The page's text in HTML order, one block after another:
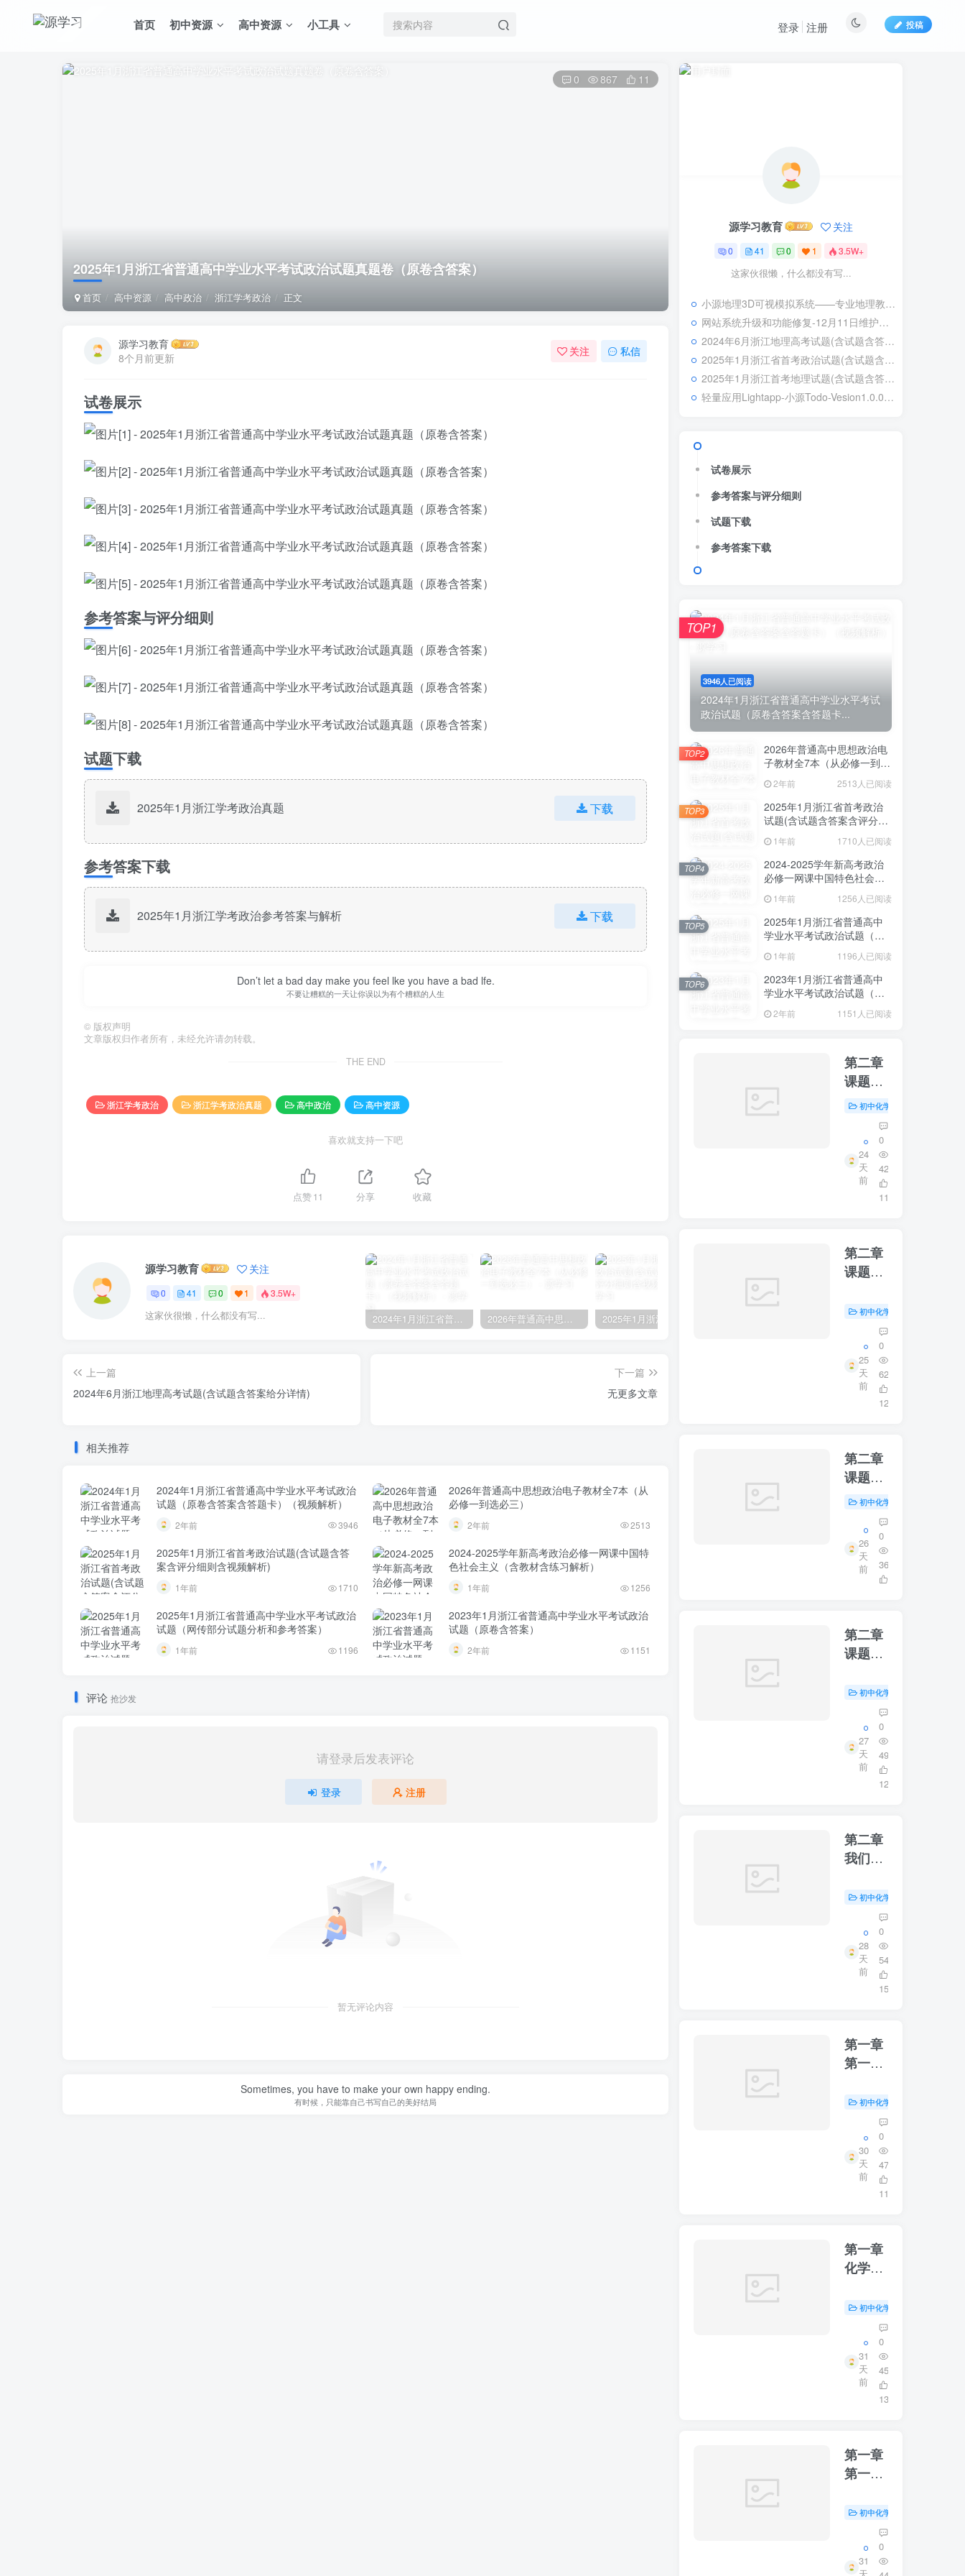
首页 初中资源 高中资源 小工具 投稿
登录 注册
2025年1月浙江省普通高中学业水平考试政治试题真题卷（原卷含答案）
首页 高中资源 高中政治 浙江学考政治 正文
0 867 11
源学习教育
8个月前更新
关注 私信
试卷展示
参考答案与评分细则
试题下载
2025年1月浙江学考政治真题 下载
参考答案下载
2025年1月浙江学考政治参考答案与解析 下载
Don’t let a bad day make you feel lke you have a bad lfe.
不要让糟糕的一天让你误以为有个糟糕的人生
© 版权声明
文章版权归作者所有，未经允许请勿转载。
THE END
浙江学考政治 浙江学考政治真题 高中政治 高中资源
喜欢就支持一下吧
点赞11 分享 收藏
源学习教育 关注
0 41 0 1 3.5W+
这家伙很懒，什么都没有写... 2024年1月浙江省普通高中学业水平考试政治试题（原卷含答案含答题卡）（视频解析） 2026年普通高中思想政治电子教材全7本（从必修一到选必三）
上一篇
2024年6月浙江地理高考试题(含试题含答案给分详情)
下一篇
无更多文章
相关推荐
2024年1月浙江省普通高中学业水平考试政治
试题（原卷含答案含答题卡）（视频解析）
2年前 3946
2026年普通高中思想政治电子教材全7本（从
必修一到选必三）
2年前 2513
2025年1月浙江省首考政治试题(含试题含答
案含评分细则含视频解析)
1年前 1710
2024-2025学年新高考政治必修一网课中国特
色社会主义（含教材含练习解析）
1年前 1256
2025年1月浙江省普通高中学业水平考试政治
试题（网传部分试题分析和参考答案）
1年前 1196
2023年1月浙江省普通高中学业水平考试政治
试题（原卷含答案）
2年前 1151
评论 抢沙发
请登录后发表评论
登录 注册
暂无评论内容
Sometimes, you have to make your own happy ending.
有时候，只能靠自己书写自己的美好结局
源学习教育 关注
0 41 0 1 3.5W+
这家伙很懒，什么都没有写...
小源地理3D可视模拟系统——专业地理教学可视化解决方案
网站系统升级和功能修复-12月11日维护日志
2024年6月浙江地理高考试题(含试题含答案给分详情)
2025年1月浙江省首考政治试题(含试题含答案含评分细则含视频解析)
2025年1月浙江首考地理试题(含试题含答案给分详情)
轻量应用Lightapp-小源Todo-Vesion1.0.0正式发布
试卷展示
参考答案与评分细则
试题下载
参考答案下载
3946人已阅读
2024年1月浙江省普通高中学业水平考试
政治试题（原卷含答案含答题卡...
TOP1
2026年普通高中思想政治电
子教材全7本（从必修一到选
2年前 2513人已阅读
TOP2
2025年1月浙江省首考政治
试题(含试题含答案含评分细
1年前 1710人已阅读
TOP3
2024-2025学年新高考政治
必修一网课中国特色社会主
1年前 1256人已阅读
TOP4
2025年1月浙江省普通高中
学业水平考试政治试题（网
案）1年前 1196人已阅读
TOP5
2023年1月浙江省普通高中
学业水平考试政治试题（原
卷含答案）
2年前 1151人已阅读
TOP6
第二章
课题三
制取氧
气第二
课时
初中化学
24
天
前
0
42
11
第二章
课题三
气第三
初中化学
25
天
前
0
62
12
第二章
课题二
氧气初中化学
26
天
前
0
36
第二章
课题一
围的空
气第二
课时
初中化学
27
天
前
0
49
12
第二章
我们周
气第一
初中化学
28
天
前
0
54
15
第一章
第一节
时初中化学
30
天
前
0
47
11
第一章
化学实
学探究
第一课
初中化学
31
天
前
0
45
13
第一章
第一节
变化与
初中化学
31
0